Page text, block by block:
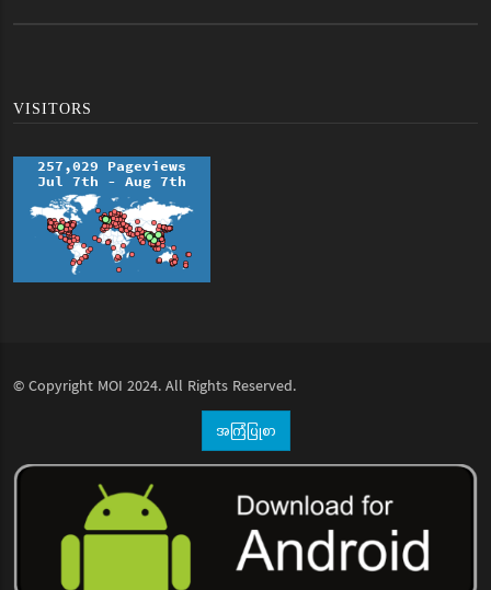
VISITORS
© Copyright MOI 2024. All Rights Reserved.
အကြံပြုစာ